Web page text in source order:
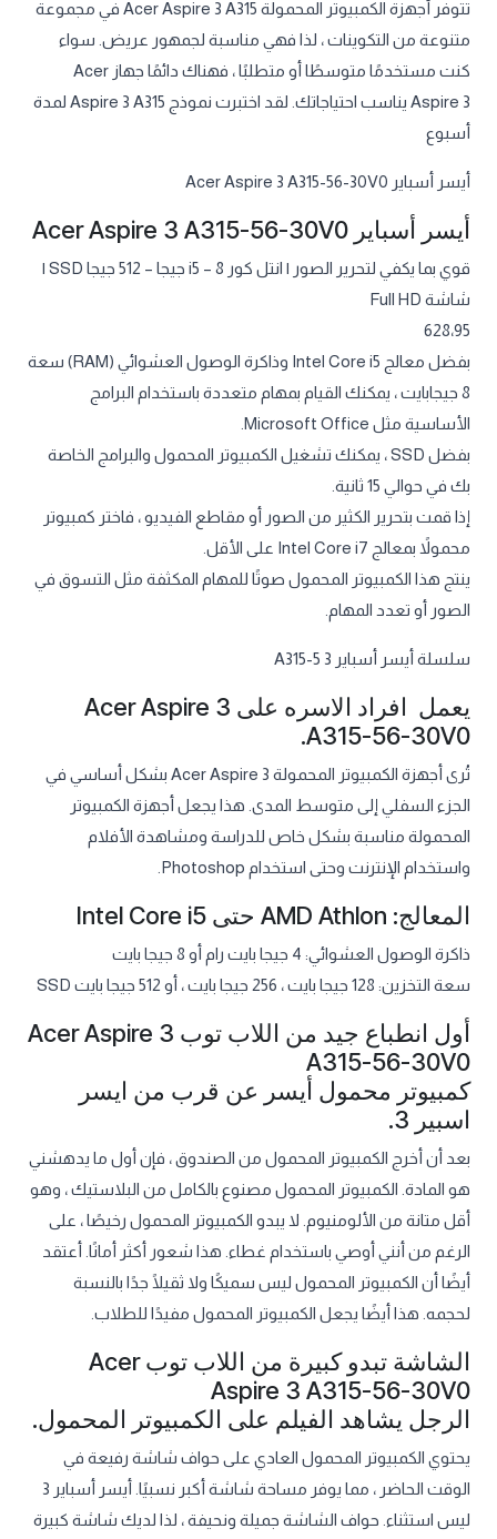
تتوفر أجهزة الكمبيوتر المحمولة Acer Aspire 3 A315 في مجموعة
متنوعة من التكوينات ، لذا فهي مناسبة لجمهور عريض. سواء
كنت مستخدمًا متوسطًا أو متطلبًا ، فهناك دائمًا جهاز Acer
Aspire 3 يناسب احتياجاتك. لقد اختبرت نموذج Aspire 3 A315 لمدة
أسبوع
أيسر أسباير Acer Aspire 3 A315-56-30V0
أيسر أسباير Acer Aspire 3 A315-56-30V0
قوي بما يكفي لتحرير الصور | انتل كور i5 – 8 جيجا – 512 جيجا SSD |
شاشة Full HD
628،95
بفضل معالج Intel Core i5 وذاكرة الوصول العشوائي (RAM) سعة
8 جيجابايت ، يمكنك القيام بمهام متعددة باستخدام البرامج
الأساسية مثل Microsoft Office.
بفضل SSD ، يمكنك تشغيل الكمبيوتر المحمول والبرامج الخاصة
بك في حوالي 15 ثانية.
إذا قمت بتحرير الكثير من الصور أو مقاطع الفيديو ، فاختر كمبيوتر
محمولاً بمعالج Intel Core i7 على الأقل.
ينتج هذا الكمبيوتر المحمول صوتًا للمهام المكثفة مثل التسوق في
الصور أو تعدد المهام.
سلسلة أيسر أسباير 3 A315-5
يعمل افراد الاسره على Acer Aspire 3
A315-56-30V0.
تُرى أجهزة الكمبيوتر المحمولة Acer Aspire 3 بشكل أساسي في
الجزء السفلي إلى متوسط المدى. هذا يجعل أجهزة الكمبيوتر
المحمولة مناسبة بشكل خاص للدراسة ومشاهدة الأفلام
واستخدام الإنترنت وحتى استخدام Photoshop.
المعالج: AMD Athlon حتى Intel Core i5
ذاكرة الوصول العشوائي: 4 جيجا بايت رام أو 8 جيجا بايت
سعة التخزين: 128 جيجا بايت ، 256 جيجا بايت ، أو 512 جيجا بايت SSD
أول انطباع جيد من اللاب توب Acer Aspire 3
A315-56-30V0
كمبيوتر محمول أيسر عن قرب من ايسر
اسبير 3.
بعد أن أخرج الكمبيوتر المحمول من الصندوق ، فإن أول ما يدهشني
هو المادة. الكمبيوتر المحمول مصنوع بالكامل من البلاستيك ، وهو
أقل متانة من الألومنيوم. لا يبدو الكمبيوتر المحمول رخيصًا ، على
الرغم من أنني أوصي باستخدام غطاء. هذا شعور أكثر أمانًا. أعتقد
أيضًا أن الكمبيوتر المحمول ليس سميكًا ولا ثقيلًا جدًا بالنسبة
لحجمه. هذا أيضًا يجعل الكمبيوتر المحمول مفيدًا للطلاب.
الشاشة تبدو كبيرة من اللاب توب Acer
Aspire 3 A315-56-30V0
الرجل يشاهد الفيلم على الكمبيوتر المحمول.
يحتوي الكمبيوتر المحمول العادي على حواف شاشة رفيعة في
الوقت الحاضر ، مما يوفر مساحة شاشة أكبر نسبيًا. أيسر أسباير 3
ليس استثناء. حواف الشاشة جميلة ونحيفة ، لذا لديك شاشة كبيرة